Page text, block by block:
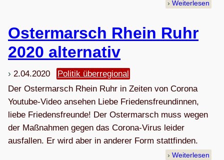
Weiterlesen
Oster­marsch Rhein Ruhr
2020 alternativ
2.04.2020
Politik überregional
Der Ostermarsch Rhein Ruhr in Zeiten von Corona
Youtube-Video ansehen Liebe Friedensfreundinnen,
liebe Friedensfreunde! Der Ostermarsch muss wegen
der Maßnahmen gegen das Corona-Virus leider
ausfallen. Er wird aber in anderer Form stattfinden.
Weiterlesen